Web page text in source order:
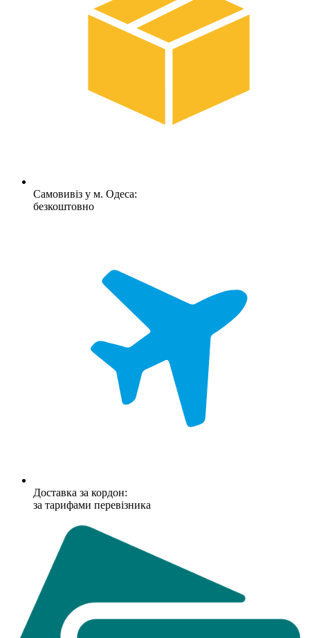
Самовивіз у м. Одеса:
безкоштовно
Доставка за кордон:
за тарифами перевізника